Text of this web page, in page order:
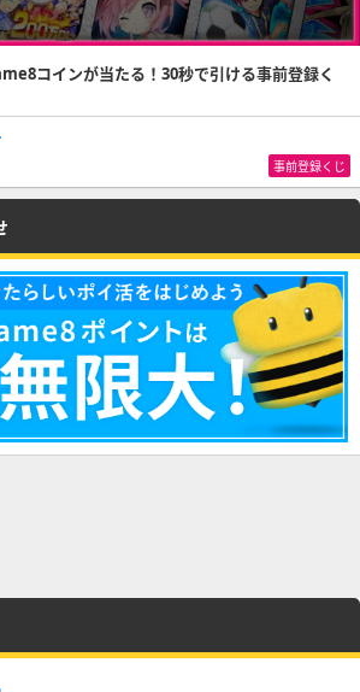
コインが当たる！30秒で引ける事前登録く
事前登録くじ